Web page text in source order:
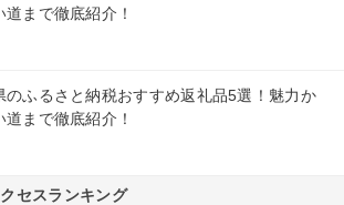
道まで徹底紹介！
のふるさと納税おすすめ返礼品5選！魅力か
道まで徹底紹介！
セスランキング